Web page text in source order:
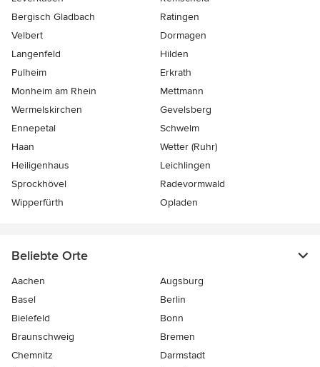
Bergisch Gladbach
Ratingen
Velbert
Dormagen
Langenfeld
Hilden
Pulheim
Erkrath
Monheim am Rhein
Mettmann
Wermelskirchen
Gevelsberg
Ennepetal
Schwelm
Haan
Wetter (Ruhr)
Heiligenhaus
Leichlingen
Sprockhövel
Radevormwald
Wipperfürth
Opladen
Beliebte Orte
Aachen
Augsburg
Basel
Berlin
Bielefeld
Bonn
Braunschweig
Bremen
Chemnitz
Darmstadt